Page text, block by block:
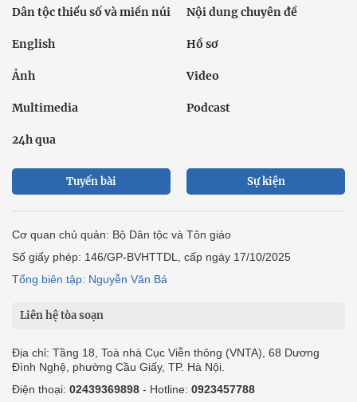
Dân tộc thiểu số và miền núi Nội dung chuyên đề
English Hồ sơ
Ảnh Video
Multimedia Podcast
24h qua
Tuyến bài Sự kiện
Cơ quan chủ quản: Bộ Dân tộc và Tôn giáo
Số giấy phép: 146/GP-BVHTTDL, cấp ngày 17/10/2025
Tổng biên tập: Nguyễn Văn Bá
Liên hệ tòa soạn
Địa chỉ: Tầng 18, Toà nhà Cục Viễn thông (VNTA), 68 Dương
Đình Nghệ, phường Cầu Giấy, TP. Hà Nội.
Điện thoại: 02439369898 - Hotline: 0923457788